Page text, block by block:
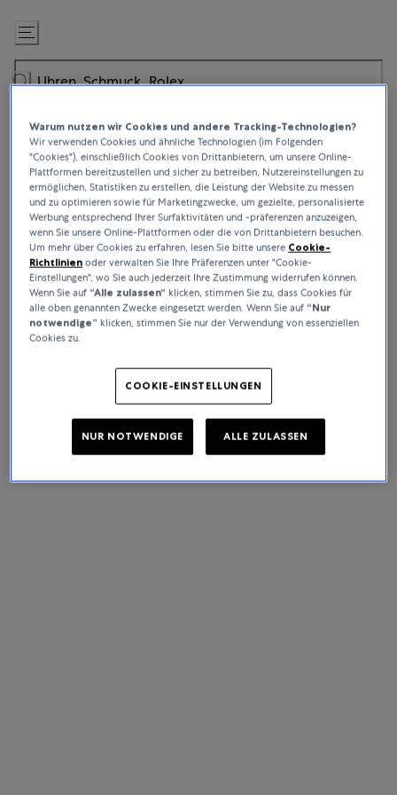
Zum
Inhalt
springen
Warum nutzen wir Cookies und andere Tracking-Technologien?
Wir verwenden Cookies und ähnliche Technologien (im Folgenden
"Cookies"), einschließlich Cookies von Drittanbietern, um unsere Online-
Plattformen bereitzustellen und sicher zu betreiben, Nutzereinstellungen zu
ermöglichen, Statistiken zu erstellen, die Leistung der Website zu messen
und zu optimieren sowie für Marketingzwecke, um gezielte, personalisierte
Werbung entsprechend Ihrer Surfaktivitäten und -präferenzen anzuzeigen,
wenn Sie unsere Online-Plattformen oder die von Drittanbietern besuchen.
Um mehr über Cookies zu erfahren, lesen Sie bitte unsere Cookie-
Richtlinien oder verwalten Sie Ihre Präferenzen unter "Cookie-
Einstellungen", wo Sie auch jederzeit Ihre Zustimmung widerrufen können.
Wenn Sie auf “Alle zulassen“ klicken, stimmen Sie zu, dass Cookies für
alle oben genannten Zwecke eingesetzt werden. Wenn Sie auf “Nur
notwendige” klicken, stimmen Sie nur der Verwendung von essenziellen
Cookies zu.
COOKIE-EINSTELLUNGEN
NUR NOTWENDIGE ALLE ZULASSEN